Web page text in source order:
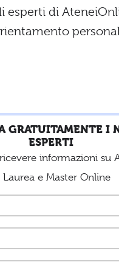
esperti di
GRATUITAMENTE I
ESPERTI
informazioni su
Laurea e Master Online